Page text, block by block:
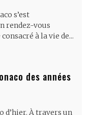
s’est
rendez-vous
à la vie de...
des années
d’hier. À travers un